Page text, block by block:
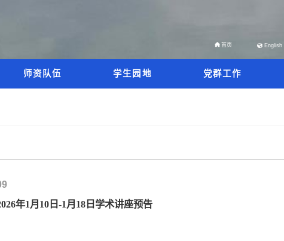
首页 English
师资队伍 学生园地 党群工作
年1月10日-1月18日学术讲座预告